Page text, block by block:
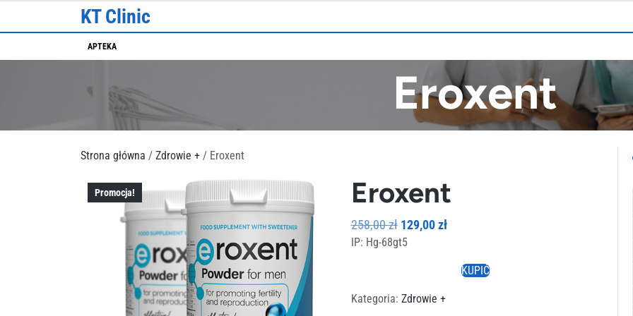
KT Clinic
APTEKA
Eroxent
Strona główna / Zdrowie + / Eroxent
Promocja! Eroxent
258,00zł Pierwotna
cena
129,00złAktualna
wynosi:
129,00 zł.
IP: Hg-68gt5
KUPIĆ
Kategoria: Zdrowie +